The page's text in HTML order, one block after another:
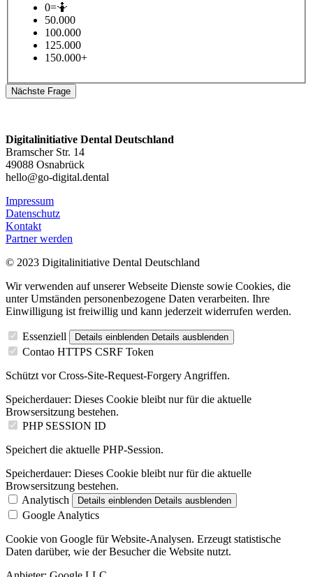
0=🤷
50.000
100.000
125.000
150.000+
Nächste Frage
Digitalinitiative Dental Deutschland
Bramscher Str. 14
49088 Osnabrück
hello@go-digital.dental
Impressum
Datenschutz
Kontakt
Partner werden
© 2023 Digitalinitiative Dental Deutschland
Wir verwenden auf unserer Webseite Dienste sowie Cookies, die
unter Umständen personenbezogene Daten verarbeiten. Ihre
Einwilligung ist freiwillig und kann jederzeit widerrufen werden.
Essenziell Details einblenden Details ausblenden
Contao HTTPS CSRF Token
Schützt vor Cross-Site-Request-Forgery Angriffen.
Speicherdauer: Dieses Cookie bleibt nur für die aktuelle
Browsersitzung bestehen.
PHP SESSION ID
Speichert die aktuelle PHP-Session.
Speicherdauer: Dieses Cookie bleibt nur für die aktuelle
Browsersitzung bestehen.
Analytisch
Details einblenden Details ausblenden
Google Analytics
Cookie von Google für Website-Analysen. Erzeugt statistische
Daten darüber, wie der Besucher die Website nutzt.